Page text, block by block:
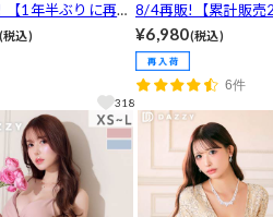
1年半ぶりに再登
トジップパイピン
袖タイトミニドレ
イズ展開]
(税込)
318
8/4再販!【累計販売
以上】[明日花キララ
役級ビジュ叶う殿堂
魅せパールネックフ
繍タイトミニ丈キャ
[SML/3サイズ展開]
¥6,980(税込)
6件